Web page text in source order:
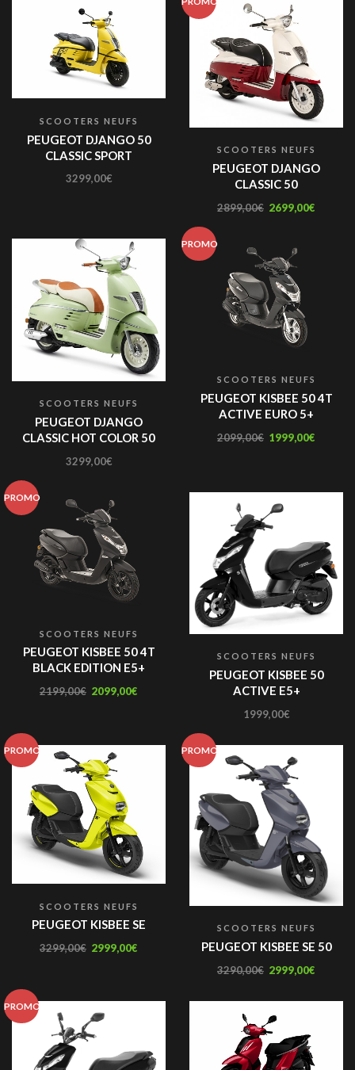
SCOOTERS NEUFS
PEUGEOT DJANGO 50
CLASSIC SPORT
3299,00€
SCOOTERS NEUFS
PEUGEOT DJANGO
CLASSIC 50
2899,00€ 2699,00€
SCOOTERS NEUFS
PEUGEOT DJANGO
CLASSIC HOT COLOR 50
3299,00€
PROMO
SCOOTERS NEUFS
PEUGEOT KISBEE 50 4T
ACTIVE EURO 5+
2099,00€ 1999,00€
PROMO
SCOOTERS NEUFS
PEUGEOT KISBEE 50 4T
BLACK EDITION E5+
2199,00€ 2099,00€
SCOOTERS NEUFS
PEUGEOT KISBEE 50
ACTIVE E5+
1999,00€
PROMO
SCOOTERS NEUFS
PEUGEOT KISBEE SE
3299,00€ 2999,00€
PROMO
SCOOTERS NEUFS
PEUGEOT KISBEE SE 50
3290,00€ 2999,00€
PROMO